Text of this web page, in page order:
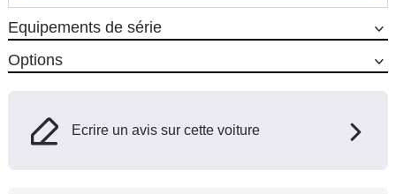
Equipements de série
Options
Ecrire un avis sur cette voiture